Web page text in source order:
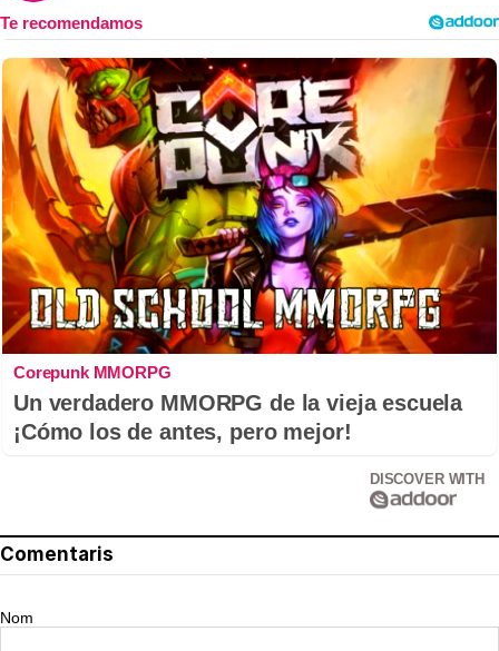
Corepunk MMORPG
Un verdadero MMORPG de la vieja escuela
¡Cómo los de antes, pero mejor!
DISCOVER WITH
Comentaris
Nom